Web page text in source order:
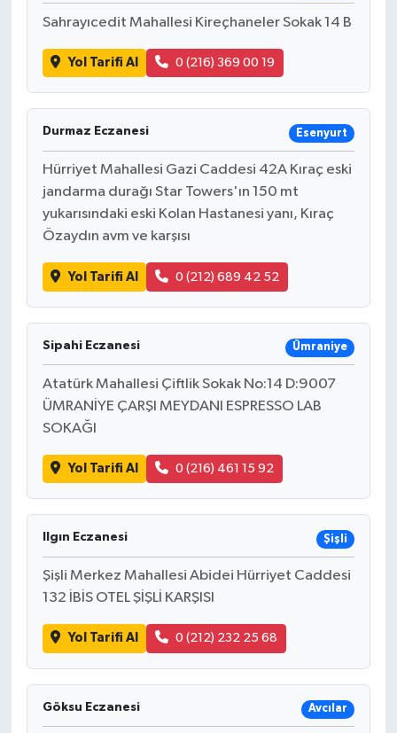
Sahrayıcedit Mahallesi Kireçhaneler Sokak 14 B
Yol Tarifi Al 0 (216) 369 00 19
Durmaz Eczanesi Esenyurt
Hürriyet Mahallesi Gazi Caddesi 42A Kıraç eski
jandarma durağı Star Towers'ın 150 mt
yukarısındaki eski Kolan Hastanesi yanı, Kıraç
Özaydın avm ve karşısı
Yol Tarifi Al 0 (212) 689 42 52
Sipahi Eczanesi Ümraniye
Atatürk Mahallesi Çiftlik Sokak No:14 D:9007
ÜMRANİYE ÇARŞI MEYDANI ESPRESSO LAB
SOKAĞI
Yol Tarifi Al 0 (216) 461 15 92
Ilgın Eczanesi Şişli
Şişli Merkez Mahallesi Abidei Hürriyet Caddesi
132 İBİS OTEL ŞİŞLİ KARŞISI
Yol Tarifi Al 0 (212) 232 25 68
Göksu Eczanesi Avcılar